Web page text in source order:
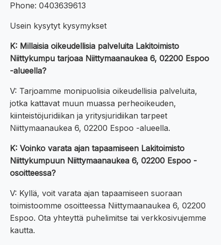
Phone: 0403639613
Usein kysytyt kysymykset
K: Millaisia oikeudellisia palveluita Lakitoimisto
Niittykumpu tarjoaa Niittymaanaukea 6, 02200 Espoo
-alueella?
V: Tarjoamme monipuolisia oikeudellisia palveluita,
jotka kattavat muun muassa perheoikeuden,
kiinteistöjuridiikan ja yritysjuridiikan tarpeet
Niittymaanaukea 6, 02200 Espoo -alueella.
K: Voinko varata ajan tapaamiseen Lakitoimisto
Niittykumpuun Niittymaanaukea 6, 02200 Espoo -
osoitteessa?
V: Kyllä, voit varata ajan tapaamiseen suoraan
toimistoomme osoitteessa Niittymaanaukea 6, 02200
Espoo. Ota yhteyttä puhelimitse tai verkkosivujemme
kautta.